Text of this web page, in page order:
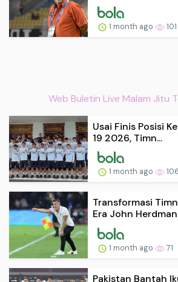
1 month ago 101
Web Buletin Live Malam Jitu
Usai Finis Posisi
19 2026, Timn...
1 month ago 106
Transformasi
Era John Herdman
1 month ago 71
Pakistan Bantah